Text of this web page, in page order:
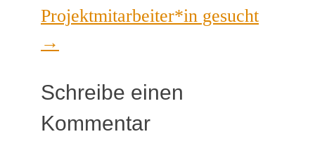
Projektmitarbeiter*in gesucht
→
Schreibe einen
Kommentar